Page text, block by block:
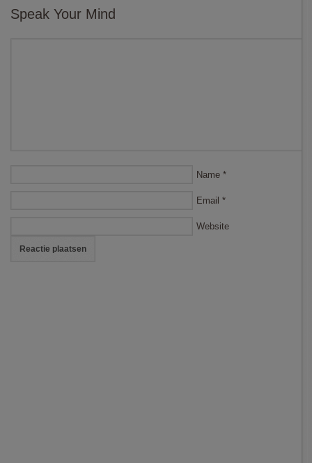
Speak Your Mind
Name *
Email *
Website